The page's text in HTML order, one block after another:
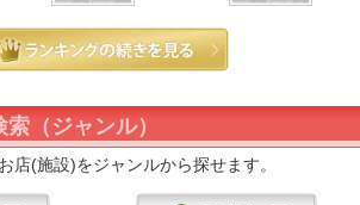
（ジャンル）
店(施設)をジャンルから探せます。